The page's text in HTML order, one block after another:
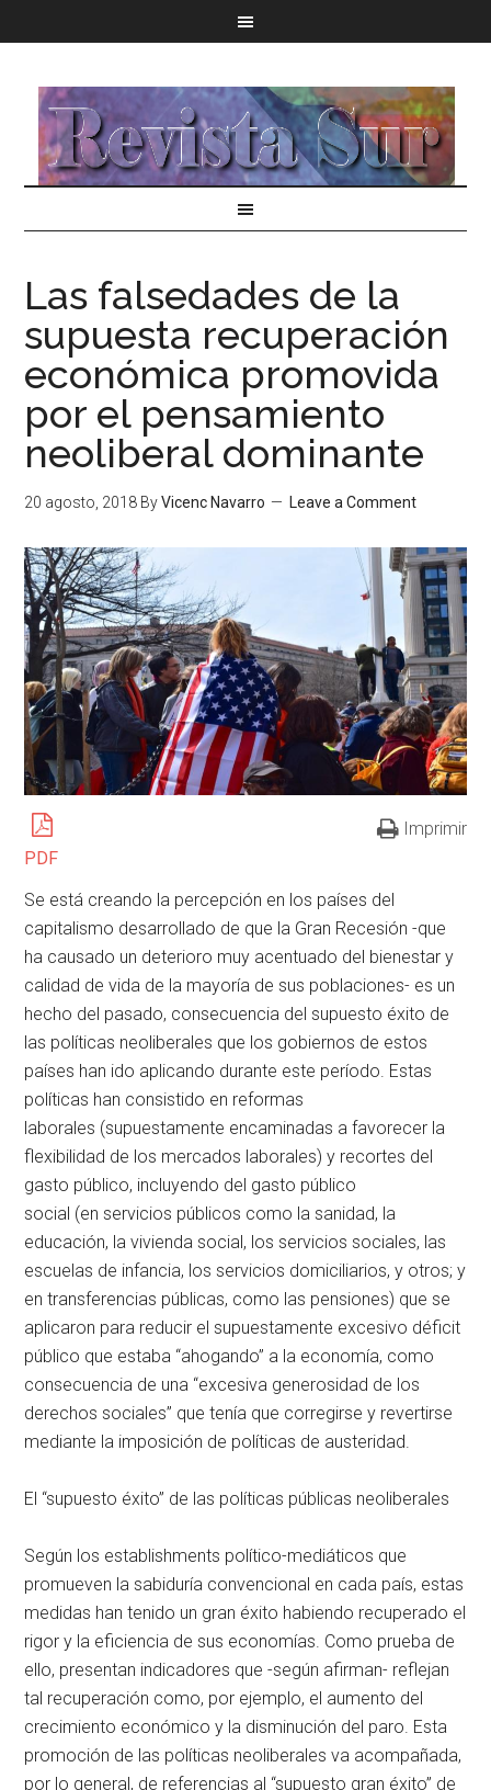
Las falsedades de la
supuesta recuperación
económica promovida
por el pensamiento
neoliberal dominante
20 agosto, 2018 ByVicenc Navarro Leave a Comment
PDF
Imprimir
Se está creando la percepción en los países del
capitalismo desarrollado de que la Gran Recesión -que
ha causado un deterioro muy acentuado del bienestar y
calidad de vida de la mayoría de sus poblaciones- es un
hecho del pasado, consecuencia del supuesto éxito de
las políticas neoliberales que los gobiernos de estos
países han ido aplicando durante este período. Estas
políticas han consistido en reformas
laborales (supuestamente encaminadas a favorecer la
flexibilidad de los mercados laborales) y recortes del
gasto público, incluyendo del gasto público
social (en servicios públicos como la sanidad, la
educación, la vivienda social, los servicios sociales, las
escuelas de infancia, los servicios domiciliarios, y otros; y
en transferencias públicas, como las pensiones) que se
aplicaron para reducir el supuestamente excesivo déficit
público que estaba “ahogando” a la economía, como
consecuencia de una “excesiva generosidad de los
derechos sociales” que tenía que corregirse y revertirse
mediante la imposición de políticas de austeridad.
El “supuesto éxito” de las políticas públicas neoliberales
Según los establishments político-mediáticos que
promueven la sabiduría convencional en cada país, estas
medidas han tenido un gran éxito habiendo recuperado el
rigor y la eficiencia de sus economías. Como prueba de
ello, presentan indicadores que -según afirman- reflejan
tal recuperación como, por ejemplo, el aumento del
crecimiento económico y la disminución del paro. Esta
promoción de las políticas neoliberales va acompañada,
por lo general, de referencias al “supuesto gran éxito” de